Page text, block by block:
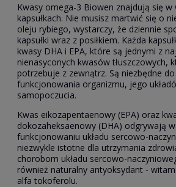
Kwasy omega-3 Biowen znajdują się w
kapsułkach. Nie musisz martwić się o
oleju rybiego, wystarczy, że dziennie
kapsułki wraz z posiłkiem. Każda
kwasy DHA i EPA, które są jednymi z
nienasyconych kwasów tłuszczowych,
potrzebuje z zewnątrz. Są niezbędne
funkcjonowania organizmu, jego
samopoczucia.
Kwas eikozapentaenowy (EPA) oraz
dokozaheksaenowy (DHA) odgrywają
funkcjonowaniu układu sercowo-
niezwykle istotne dla utrzymania
chorobom układu sercowo-
również naturalny antyoksydant -
alfa tokoferolu.